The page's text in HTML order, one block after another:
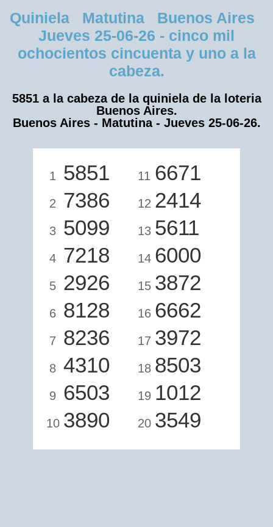
Quiniela Matutina Buenos Aires
Jueves 25-06-26 - cinco mil
ochocientos cincuenta y uno a la
cabeza.
5851 a la cabeza de la quiniela de la loteria
Buenos Aires.
Buenos Aires - Matutina - Jueves 25-06-26.
1 5851
2 7386
3 5099
4 7218
5 2926
6 8128
7 8236
8 4310
9 6503
10 3890
11 6671
12 2414
13 5611
14 6000
15 3872
16 6662
17 3972
18 8503
19 1012
20 3549